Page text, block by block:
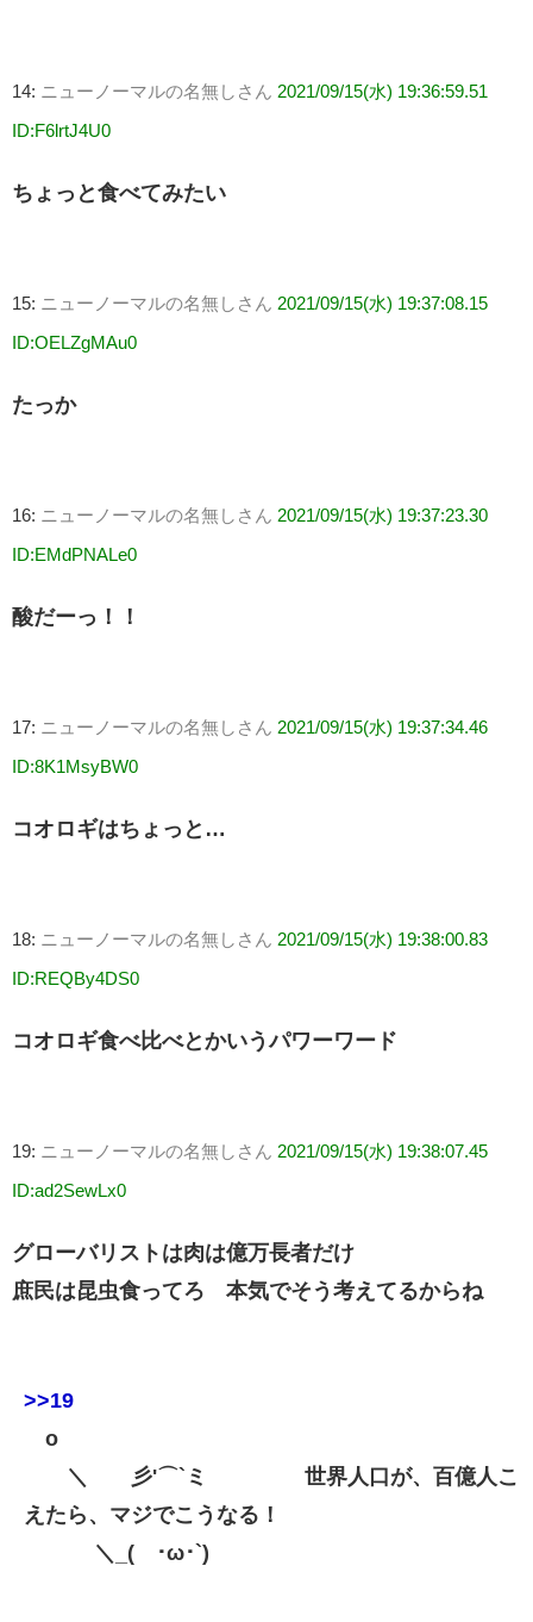
14: ニューノーマルの名無しさん 2021/09/15(水) 19:36:59.51
ID:F6lrtJ4U0
ちょっと食べてみたい
15: ニューノーマルの名無しさん 2021/09/15(水) 19:37:08.15
ID:OELZgMAu0
たっか
16: ニューノーマルの名無しさん 2021/09/15(水) 19:37:23.30
ID:EMdPNALe0
酸だーっ！！
17: ニューノーマルの名無しさん 2021/09/15(水) 19:37:34.46
ID:8K1MsyBW0
コオロギはちょっと…
18: ニューノーマルの名無しさん 2021/09/15(水) 19:38:00.83
ID:REQBy4DS0
コオロギ食べ比べとかいうパワーワード
19: ニューノーマルの名無しさん 2021/09/15(水) 19:38:07.45
ID:ad2SewLx0
グローバリストは肉は億万長者だけ
庶民は昆虫食ってろ 本気でそう考えてるからね
>>19
o
＼ 彡'⌒`ミ 世界人口が、百億人こ
えたら、マジでこうなる！
＼_(´･ω･`)